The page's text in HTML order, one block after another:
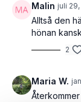
Malin juli
Alltså den
hönan
2
Maria W.